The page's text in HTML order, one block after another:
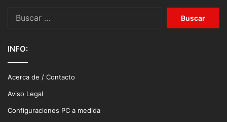
INFO:
Acerca de / Contacto
Aviso Legal
Configuraciones PC a medida